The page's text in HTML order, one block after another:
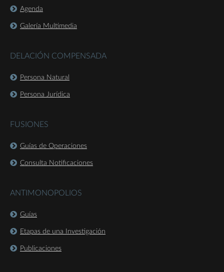
Agenda
Galería Multimedia
DELACIÓN COMPENSADA
Persona Natural
Persona Jurídica
FUSIONES
Guías de Operaciones
Consulta Notificaciones
ANTIMONOPOLIOS
Guías
Etapas de una Investigación
Publicaciones